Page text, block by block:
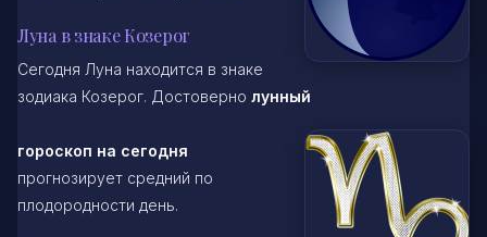
Луна в знаке Козерог
Сегодня Луна находится в знаке
зодиака Козерог. Достоверно лунный
гороскоп на сегодня
прогнозирует средний по
плодородности день.